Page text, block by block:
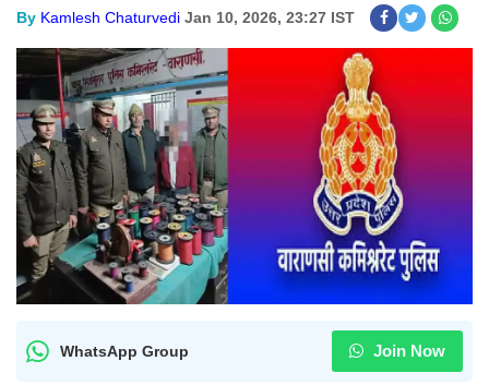
By Kamlesh Chaturvedi Jan 10, 2026, 23:27 IST
WhatsApp Group Join Now